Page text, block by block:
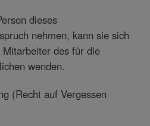
dieses
nehmen, kann sie sich
des für die
wenden.
auf Vergessen